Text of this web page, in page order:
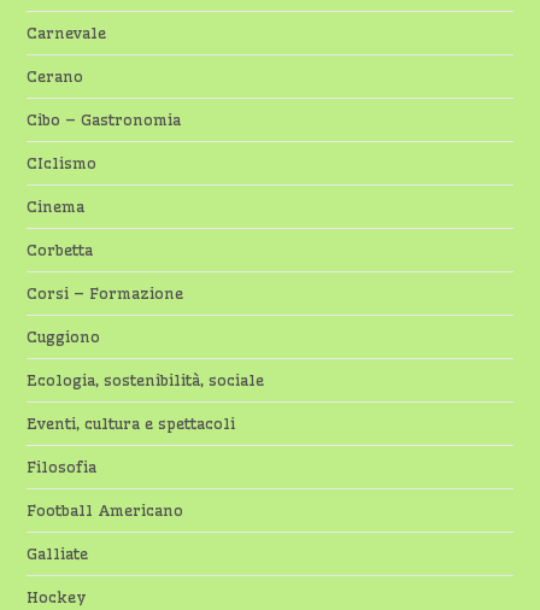
Carnevale
Cerano
Cibo – Gastronomia
CIclismo
Cinema
Corbetta
Corsi – Formazione
Cuggiono
Ecologia, sostenibilità, sociale
Eventi, cultura e spettacoli
Filosofia
Football Americano
Galliate
Hockey